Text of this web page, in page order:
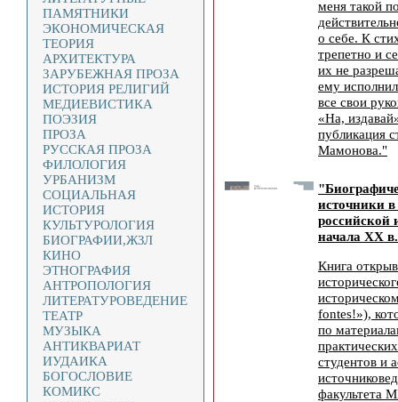
ПАМЯТНИКИ
ЭКОНОМИЧЕСКАЯ
ТЕОРИЯ
АРХИТЕКТУРА
ЗАРУБЕЖНАЯ ПРОЗА
ИСТОРИЯ РЕЛИГИЙ
МЕДИЕВИСТИКА
ПОЭЗИЯ
ПРОЗА
РУССКАЯ ПРОЗА
ФИЛОЛОГИЯ
УРБАНИЗМ
СОЦИАЛЬНАЯ
ИСТОРИЯ
КУЛЬТУРОЛОГИЯ
БИОГРАФИИ,ЖЗЛ
КИНО
ЭТНОГРАФИЯ
АНТРОПОЛОГИЯ
ЛИТЕРАТУРОВЕДЕНИЕ
ТЕАТР
МУЗЫКА
АНТИКВАРИАТ
ИУДАИКА
БОГОСЛОВИЕ
КОМИКС
меня такой
о себе. К
трепетно и
их не
ему
все свои
«На,
публикация
Мамонова."
источники в
российской
начала ХХ
Книга
fontes!»),
по
студентов и
факультета